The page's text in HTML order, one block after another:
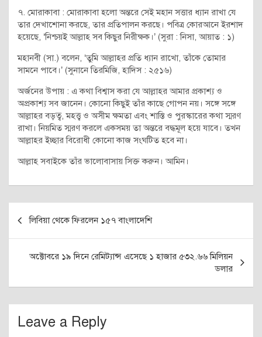
৭. মোরাকাবা : মোরাকাবা হলো অন্তরে সেই মহান সত্তার ধ্যান রাখা যে
তার দেখাশোনা করছে, তার প্রতিপালন করছে। পবিত্র কোরআনে ইরশাদ
হয়েছে, ‘নিশ্চয়ই আল্লাহ সব কিছুর নিরীক্ষক।’ (সুরা : নিসা, আয়াত : ১)
মহানবী (সা.) বলেন, ‘তুমি আল্লাহর প্রতি ধ্যান রাখো, তাঁকে তোমার
সামনে পাবে।’ (সুনানে তিরমিজি, হাদিস : ২৫১৬)
অর্জনের উপায় : এ কথা বিশ্বাস করা যে আল্লাহর আমার প্রকাশ্য ও
অপ্রকাশ্য সব জানেন। কোনো কিছুই তাঁর কাছে গোপন নয়। সঙ্গে সঙ্গে
আল্লাহর বড়ত্ব, মহত্ত্ব ও অসীম ক্ষমতা এবং শাস্তি ও পুরস্কারের কথা স্মরণ
রাখা। নিয়মিত স্মরণ করলে একসময় তা অন্তরে বদ্ধমূল হয়ে যাবে। তখন
আল্লাহর ইচ্ছার বিরোধী কোনো কাজ সংঘটিত হবে না।
আল্লাহ সবাইকে তাঁর ভালোবাসায় সিক্ত করুন। আমিন।
Post
navigation
লিবিয়া থেকে ফিরলেন ১৫৭ বাংলাদেশি
অক্টোবরে ১৯ দিনে রেমিট্যান্স এসেছে ১ হাজার ৫৩২.৬৬ মিলিয়ন
ডলার
Leave a Reply